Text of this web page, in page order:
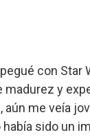
con Star
madurez y
me veía
sido un